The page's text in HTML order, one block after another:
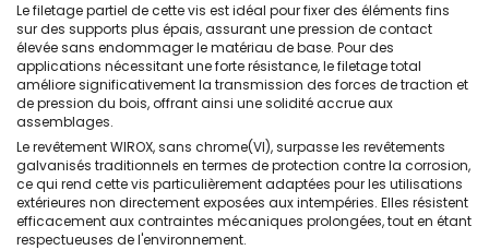
Le filetage partiel de cette vis est idéal pour fixer des éléments fins
sur des supports plus épais, assurant une pression de contact
élevée sans endommager le matériau de base. Pour des
applications nécessitant une forte résistance, le filetage total
améliore significativement la transmission des forces de traction et
de pression du bois, offrant ainsi une solidité accrue aux
assemblages.
Le revêtement WIROX, sans chrome(VI), surpasse les revêtements
galvanisés traditionnels en termes de protection contre la corrosion,
ce qui rend cette vis particulièrement adaptées pour les utilisations
extérieures non directement exposées aux intempéries. Elles résistent
efficacement aux contraintes mécaniques prolongées, tout en étant
respectueuses de l'environnement.